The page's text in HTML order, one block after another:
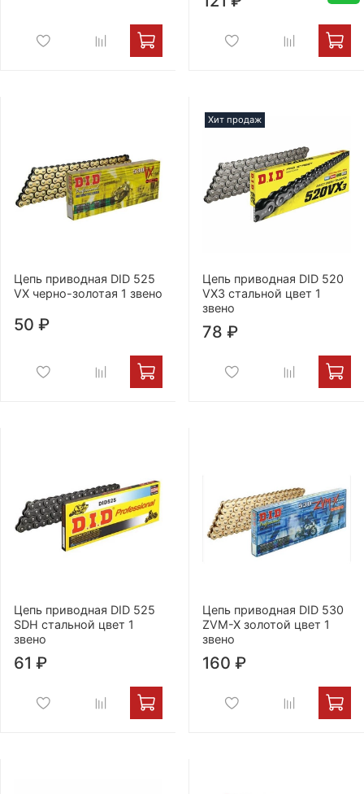
Цепь приводная DID 525
VX черно-золотая 1 звено
50 ₽
Хит продаж
Цепь приводная DID 520
VX3 стальной цвет 1
звено
78 ₽
Цепь приводная DID 525
SDH стальной цвет 1
звено
61 ₽
Цепь приводная DID 530
ZVM-X золотой цвет 1
звено
160 ₽